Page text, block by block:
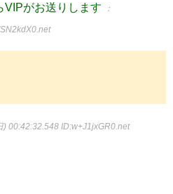
VIPがお送りします ：
) 00:42:32.548 ID:w+J1jxGR0.net